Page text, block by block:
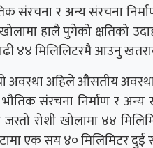
संरचना र अन्य संरचना
खोलामा हालै पुगेको क्षतिको
४४ मिलिलिटरमै आउनु
अवस्था अहिले औसतीय
संरचना निर्माण र अन्य
रोशी खोलामा ४४
एक सय ४० मिलिमिटर दुई